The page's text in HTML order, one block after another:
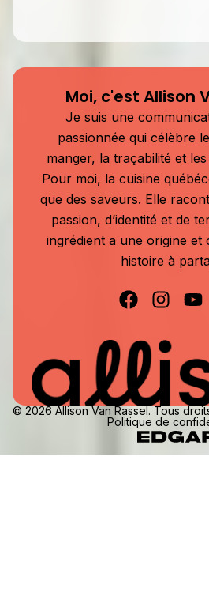
Moi, c'est Allison
Je suis une
passionnée qui célèbre
manger, la traçabilité et
Pour moi, la cuisine
que des saveurs. Elle
passion, d’identité et de
ingrédient a une origine et
histoire à
© 2026 Allison Van Rassel. Tous
Politique de